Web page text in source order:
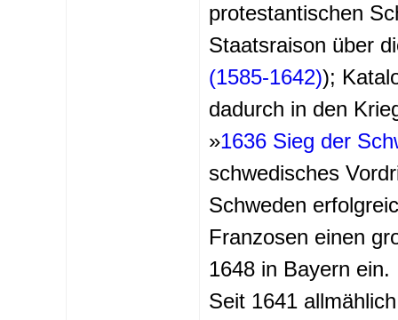
protestantischen
Staatsraison über
(1585-1642));
dadurch in den
»1636 Sieg der
schwedisches
Schweden
Franzosen einen
1648 in Bayern ein.
Seit 1641